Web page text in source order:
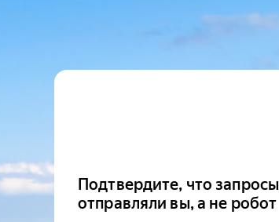
Подтвердите, что запросы
отправляли вы, а не робот